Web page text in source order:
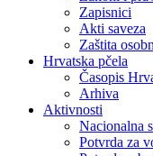
Zapisnici
Akti saveza
Zaštita
Hrvatska pčela
Časopis
Arhiva
Aktivnosti
Nacionalna
Potvrda za